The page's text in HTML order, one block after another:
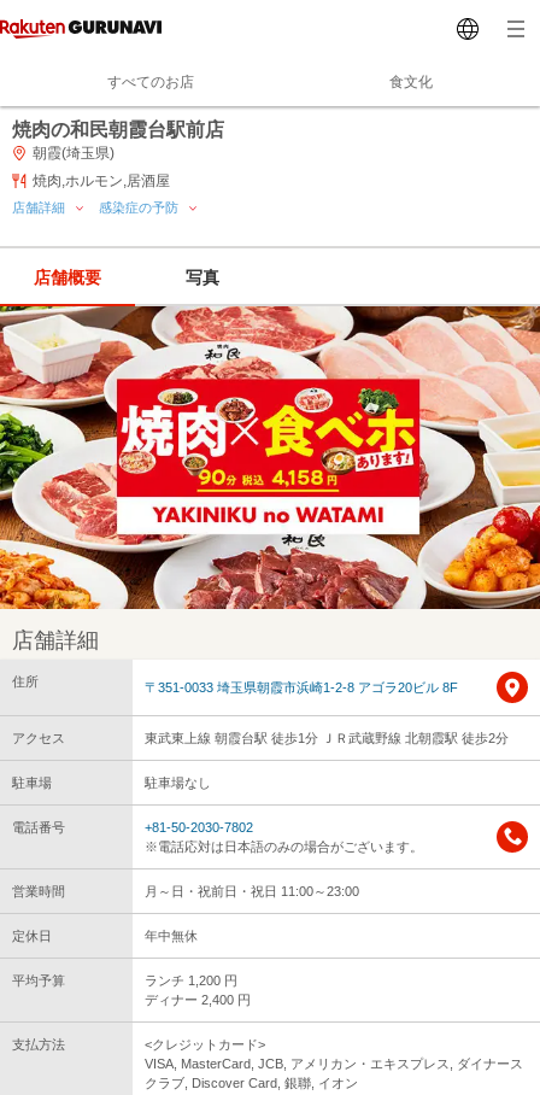
すべてのお店 食文化
焼肉の和民朝霞台駅前店
朝霞(埼玉県)
焼肉,ホルモン,居酒屋
店舗詳細 感染症の予防
店舗概要 写真
店舗詳細
住所 〒351-0033 埼玉県朝霞市浜崎1-2-8 アゴラ20ビル 8F
アクセス 東武東上線 朝霞台駅 徒歩1分 ＪＲ武蔵野線 北朝霞駅 徒歩2分
駐車場 駐車場なし
電話番号
+81-50-2030-7802
※電話応対は日本語のみの場合がございます。
営業時間 月～日・祝前日・祝日 11:00～23:00
定休日 年中無休
平均予算
ランチ 1,200 円
ディナー 2,400 円
支払方法
<クレジットカード>
VISA, MasterCard, JCB, アメリカン・エキスプレス, ダイナース
クラブ, Discover Card, 銀聯, イオン